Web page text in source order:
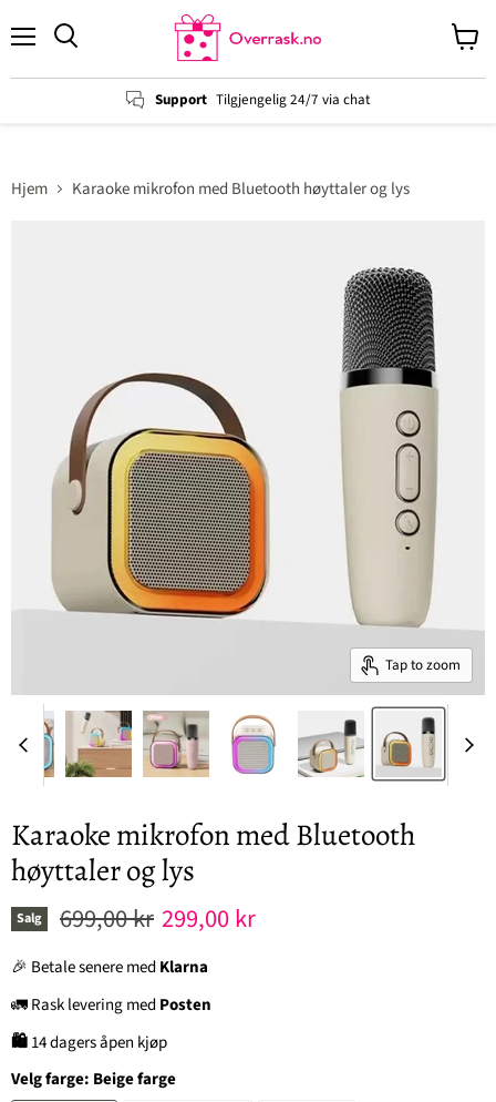
Support Tilgjengelig 24/7 via chat
cart
Hjem Karaoke mikrofon med Bluetooth høyttaler og lys
Tap to zoom
Karaoke mikrofon med Bluetooth
høyttaler og lys
Salg Original pris
699,00 kr Nåværende pris
299,00 kr
🎉 Betale senere medKlarna
🚛 Rask levering medPosten
🛍14 dagers åpen kjøp
Velg farge: Beige farge